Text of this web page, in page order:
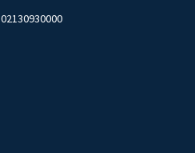
02130930000